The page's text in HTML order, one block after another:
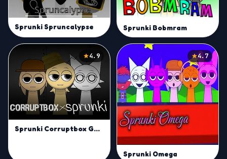
Sprunki Spruncalypse Sprunki Bobmram
4.9
Sprunki Corruptbox Goreless
4.7
Sprunki Omega